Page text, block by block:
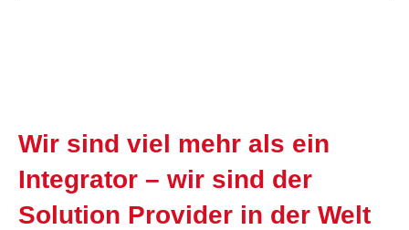
Wir sind viel mehr als ein
Integrator – wir sind der
Solution Provider in der Welt